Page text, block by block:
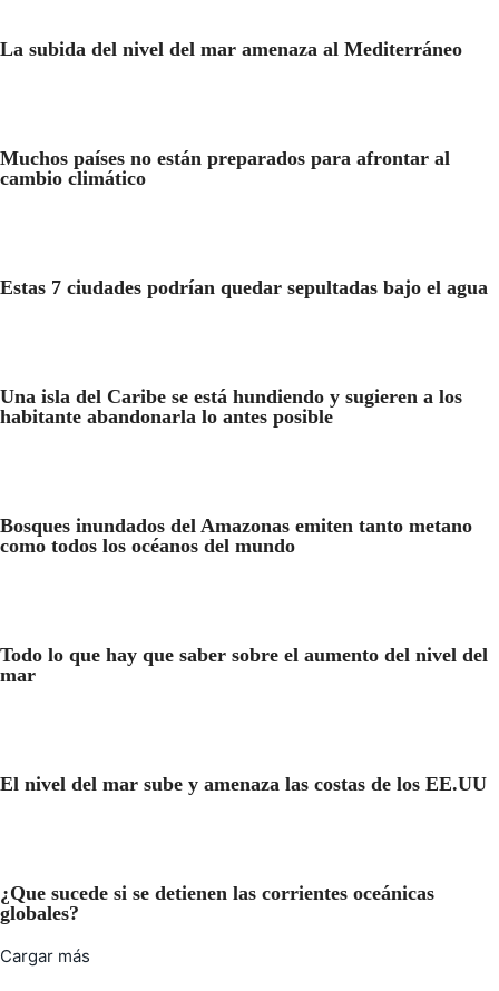
La subida del nivel del mar amenaza al Mediterráneo
Muchos países no están preparados para afrontar al
cambio climático
Estas 7 ciudades podrían quedar sepultadas bajo el agua
Una isla del Caribe se está hundiendo y sugieren a los
habitante abandonarla lo antes posible
Bosques inundados del Amazonas emiten tanto metano
como todos los océanos del mundo
Todo lo que hay que saber sobre el aumento del nivel del
mar
El nivel del mar sube y amenaza las costas de los EE.UU
¿Que sucede si se detienen las corrientes oceánicas
globales?
Cargar más